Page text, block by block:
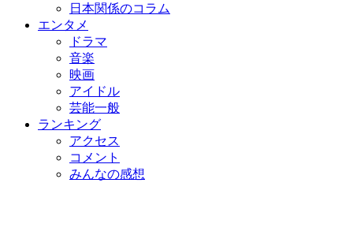
日本関係のコラム
エンタメ
ドラマ
音楽
映画
アイドル
芸能一般
ランキング
アクセス
コメント
みんなの感想